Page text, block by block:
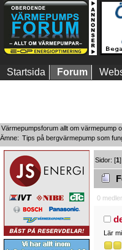
Startsida Forum
Värmepumpsforum allt om värmepump
Ämne: Tips på bergvärmepump som
Sidor: [1
0
Lär